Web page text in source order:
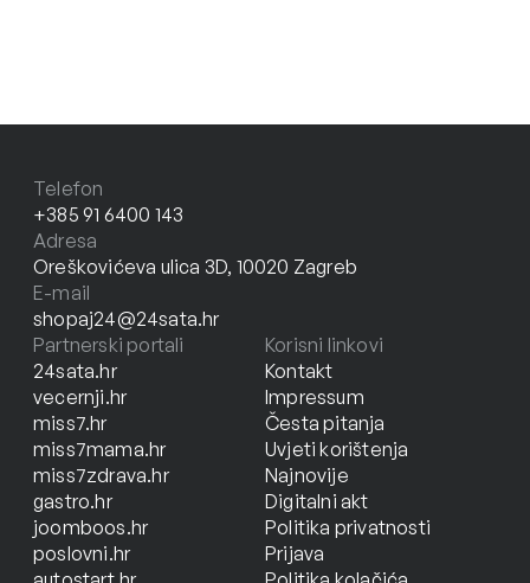
Telefon
+385 91 6400 143
Adresa
Oreškovićeva ulica 3D, 10020 Zagreb
E-mail
shopaj24@24sata.hr
Partnerski portali
24sata.hr
vecernji.hr
miss7.hr
miss7mama.hr
miss7zdrava.hr
gastro.hr
joomboos.hr
poslovni.hr
Korisni linkovi
Kontakt
Impressum
Česta pitanja
Uvjeti korištenja
Najnovije
Digitalni akt
Politika privatnosti
Prijava